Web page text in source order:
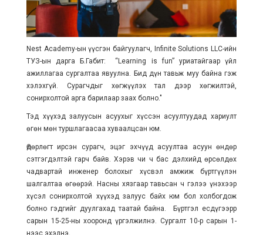
Nest Academy-ын үүсгэн байгуулагч, Infinite Solutions LLC-ийн
ТУЗ-ын дарга Б.Габит: “Learning is fun” уриатайгаар үйл
ажиллагаа сургалтаа явуулна. Бид дүн тавьж муу байна гэж
хэлэхгүй. Сурагчдыг хөгжүүлэх тал дээр хөгжилтэй,
сонирхолтой арга барилаар заах болно."
Тэд хүүхэд залуусын асуухыг хүссэн асуултуудад хариулт
өгөн мөн туршлагаасаа хуваалцсан юм.
Өдөрлөгт ирсэн сурагч, эцэг эхчүүд асуултаа асуун өндөр
сэтгэгдэлтэй гарч байв. Хэрэв чи ч бас дэлхийд өрсөлдөх
чадвартай инженер болохыг хүсвэл амжиж бүртгүүлэн
шалгалтаа өгөөрэй. Насны хязгаар тавьсан ч гэлээ үнэхээр
хүсэл сонирхолтой хүүхэд залуус байх юм бол холбогдож
болно гэдгийг дуулгахад таатай байна. Бүртгэл есдүгээрр
сарын 15-25-ны хооронд үргэлжилнэ. Сургалт 10-р сарын 1-